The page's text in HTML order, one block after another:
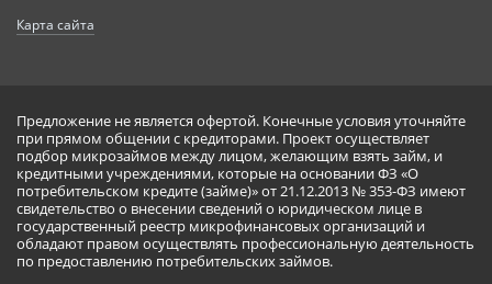
Карта сайта
Предложение не является офертой. Конечные условия уточняйте
при прямом общении с кредиторами. Проект осуществляет
подбор микрозаймов между лицом, желающим взять займ, и
кредитными учреждениями, которые на основании ФЗ «О
потребительском кредите (займе)» от 21.12.2013 № 353-ФЗ имеют
свидетельство о внесении сведений о юридическом лице в
государственный реестр микрофинансовых организаций и
обладают правом осуществлять профессиональную деятельность
по предоставлению потребительских займов.